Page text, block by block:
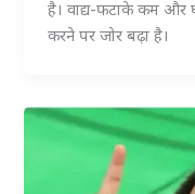
है। वाद्य-फटाके कम और
करने पर जोर बढ़ा है।